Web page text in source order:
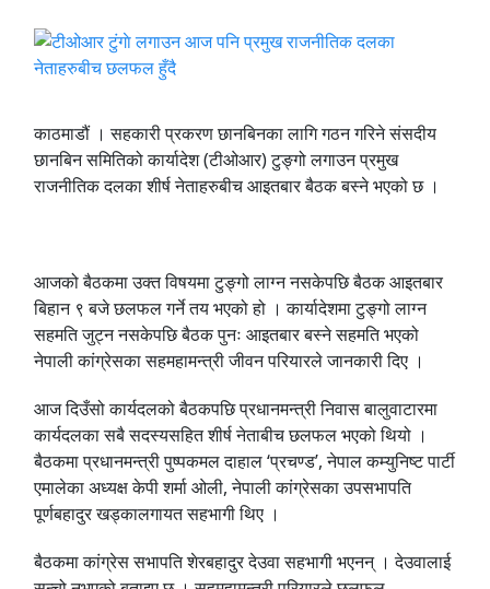
काठमाडौं । सहकारी प्रकरण छानबिनका लागि गठन गरिने संसदीय
छानबिन समितिको कार्यादेश (टीओआर) टुङ्गो लगाउन प्रमुख
राजनीतिक दलका शीर्ष नेताहरुबीच आइतबार बैठक बस्ने भएको छ ।
आजको बैठकमा उक्त विषयमा टुङ्गो लाग्न नसकेपछि बैठक आइतबार
बिहान ९ बजे छलफल गर्ने तय भएको हो । कार्यादेशमा टुङ्गो लाग्न
सहमति जुट्न नसकेपछि बैठक पुनः आइतबार बस्ने सहमति भएको
नेपाली कांग्रेसका सहमहामन्त्री जीवन परियारले जानकारी दिए ।
आज दिउँसो कार्यदलको बैठकपछि प्रधानमन्त्री निवास बालुवाटारमा
कार्यदलका सबै सदस्यसहित शीर्ष नेताबीच छलफल भएको थियो ।
बैठकमा प्रधानमन्त्री पुष्पकमल दाहाल ‘प्रचण्ड’, नेपाल कम्युनिष्ट पार्टी
एमालेका अध्यक्ष केपी शर्मा ओली, नेपाली कांग्रेसका उपसभापति
पूर्णबहादुर खड्कालगायत सहभागी थिए ।
बैठकमा कांग्रेस सभापति शेरबहादुर देउवा सहभागी भएनन् । देउवालाई